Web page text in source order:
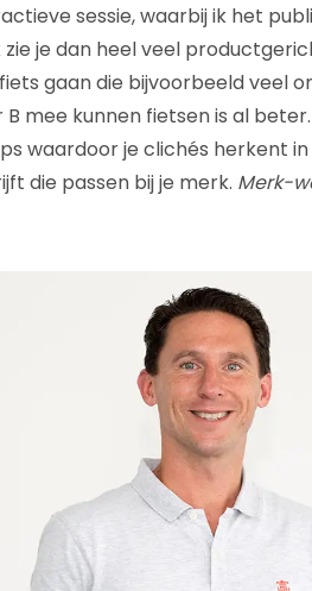
sessie, waarbij ik het
zie je dan heel veel
gaan die bijvoorbeeld veel
B mee kunnen fietsen is al
waardoor je clichés herkent
die passen bij je merk. Merk-